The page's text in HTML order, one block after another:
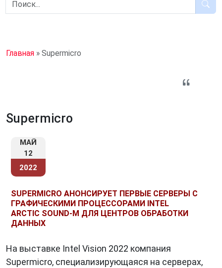
Главная » Supermicro
Supermicro
МАЙ
12
2022
SUPERMICRO АНОНСИРУЕТ ПЕРВЫЕ СЕРВЕРЫ С
ГРАФИЧЕСКИМИ ПРОЦЕССОРАМИ INTEL
ARCTIC SOUND-M ДЛЯ ЦЕНТРОВ ОБРАБОТКИ
ДАННЫХ
На выставке Intel Vision 2022 компания
Supermicro, специализирующаяся на серверах,